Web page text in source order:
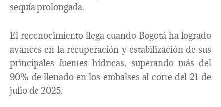
sequía prolongada.
El reconocimiento llega cuando Bogotá ha logrado
avances en la recuperación y estabilización de sus
principales fuentes hídricas, superando más del
90% de llenado en los embalses al corte del 21 de
julio de 2025.